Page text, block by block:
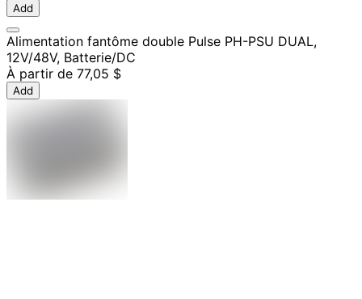
Add
Alimentation fantôme double Pulse PH-PSU DUAL,
12V/48V, Batterie/DC
À partir de 77,05 $
Add